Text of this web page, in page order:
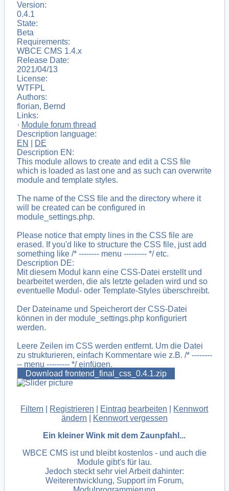
Version:
0.4.1
State:
Beta
Requirements:
WBCE CMS 1.4.x
Release Date:
2021/04/13
License:
WTFPL
Authors:
florian, Bernd
Links:
· Module forum thread
Description language:
EN
DE
Description EN:
This module allows to create and edit a CSS file
which is loaded as last one and as such can overwrite
module and template styles.
The name of the CSS file and the directory where it
will be created can be configured in
module_settings.php.
Please notice that empty lines in the CSS file are
erased. If you'd like to structure the CSS file, just add
something like /* -------- menu --------- */ etc.
Description DE:
Mit diesem Modul kann eine CSS-Datei erstellt und
bearbeitet werden, die als letzte geladen wird und so
eventuelle Modul- oder Template-Styles überschreibt.
Der Dateiname und Speicherort der CSS-Datei
können in der module_settings.php konfiguriert
werden.
Leere Zeilen im CSS werden entfernt. Um die Datei
zu strukturieren, einfach Kommentare wie z.B. /* --------
-- menu --------- */ einfügen.
Download frontend_final_css_0.4.1.zip
Filtern Registrieren Eintrag bearbeiten
Kennwort
ändern
Kennwort vergessen
Ein kleiner Wink mit dem Zaunpfahl...
WBCE CMS ist und bleibt kostenlos - und auch die
Module gibt's für lau.
Jedoch steckt sehr viel Arbeit dahinter:
Weiterentwicklung, Support im Forum,